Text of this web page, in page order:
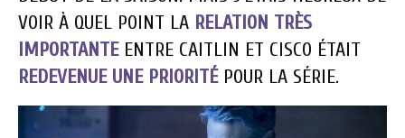
VOIR À QUEL POINT LA RELATION TRÈS
IMPORTANTEENTRE CAITLIN ET CISCO ÉTAIT
REDEVENUE UNE PRIORITÉPOUR LA SÉRIE.